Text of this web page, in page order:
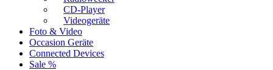
CD-Player
Videogeräte
Foto & Video
Occasion Geräte
Connected Devices
Sale %